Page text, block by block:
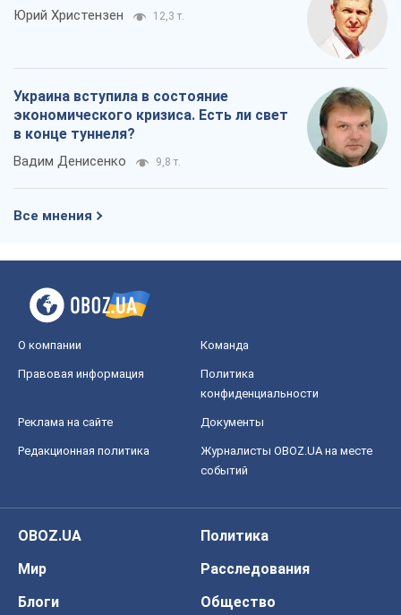
Юрий Христензен 12,3 т.
Украина вступила в состояние
экономического кризиса. Есть ли свет
в конце туннеля?
Вадим Денисенко 9,8 т.
Все мнения
О компании Команда
Правовая информация
Политика
конфиденциальности
Реклама на сайте Документы
Редакционная политика
Журналисты OBOZ.UA на месте
событий
OBOZ.UA
Политика
Мир
Расследования
Блоги
Общество